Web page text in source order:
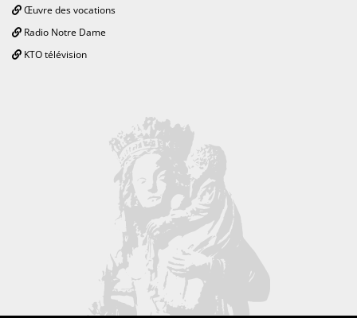
Œuvre des vocations
Radio Notre Dame
KTO télévision